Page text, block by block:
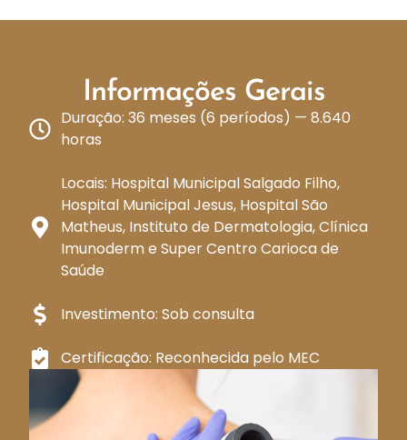
Informações Gerais
Duração: 36 meses (6 períodos) — 8.640
horas
Locais: Hospital Municipal Salgado Filho,
Hospital Municipal Jesus, Hospital São
Matheus, Instituto de Dermatologia, Clínica
Imunoderm e Super Centro Carioca de
Saúde
Investimento: Sob consulta
Certificação: Reconhecida pelo MEC